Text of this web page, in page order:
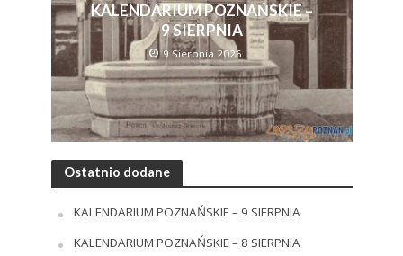
KALENDARIUM POZNAŃSKIE –
9 SIERPNIA
9 Sierpnia 2026
Ostatnio dodane
KALENDARIUM POZNAŃSKIE – 9 SIERPNIA
KALENDARIUM POZNAŃSKIE – 8 SIERPNIA